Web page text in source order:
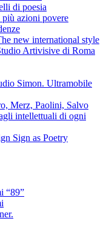
di poesia
azioni povere
new international style
Artivisive di Roma
Simon. Ultramobile
Merz, Paolini, Salvo
intellettuali di ogni
Sign as Poetry
“89”